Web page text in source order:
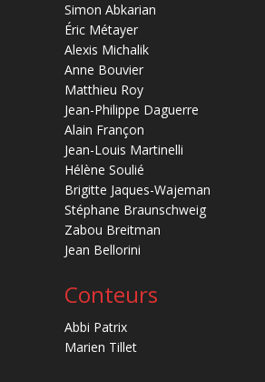
Simon Abkarian
Éric Métayer
Alexis Michalik
Anne Bouvier
Matthieu Roy
Jean-Philippe Daguerre
Alain Françon
Jean-Louis Martinelli
Hélène Soulié
Brigitte Jaques-Wajeman
Stéphane Braunschweig
Zabou Breitman
Jean Bellorini
Conteurs
Abbi Patrix
Marien Tillet